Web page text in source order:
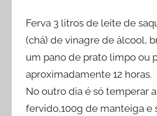
Ferva 3 litros de leite de
(chá) de vinagre de álcool,
um pano de prato limpo ou
aproximadamente 12 horas.
No outro dia é só temperar
fervido,100g de manteiga e